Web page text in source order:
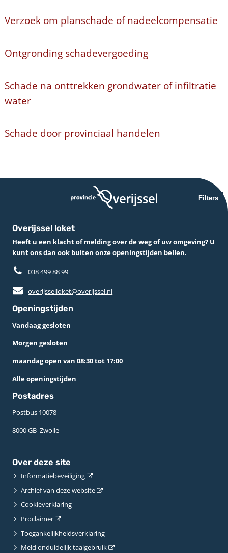
Verzoek om planschade of nadeelcompensatie
Ontgronding schadevergoeding
Schade na onttrekken grondwater of infiltratie
water
Schade door provinciaal handelen
Filters
Overijssel loket
Heeft u een klacht of melding over de weg of uw omgeving? U
kunt ons dan ook buiten onze openingstijden bellen.
038 499 88 99
overijsselloket@overijssel.nl
Openingstijden
Vandaag gesloten
Morgen gesloten
maandag open van 08:30 tot 17:00
Alle openingstijden
Postadres
Postbus 10078 ­
8000 GB ­ Zwolle
Over deze site
Informatiebeveiliging
Archief van deze website
Cookieverklaring
Proclaimer
Toegankelijkheidsverklaring
Meld onduidelijk taalgebruik